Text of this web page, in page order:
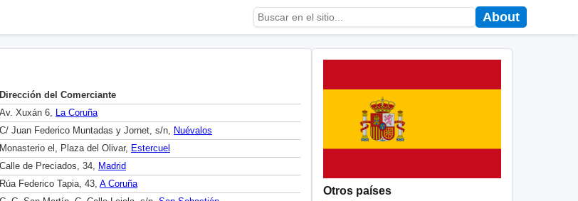
About
Dirección del Comerciante
Av. Xuxán 6, La Coruña
C/ Juan Federico Muntadas y Jornet, s/n, Nuévalos
Monasterio el, Plaza del Olivar, Estercuel
Calle de Preciados, 34, Madrid
Rúa Federico Tapia, 43, A Coruña
Otros países